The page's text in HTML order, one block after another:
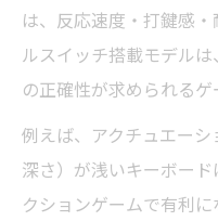
ゲーミングパ
プ活用法
ゲーミングパ
考える
コスパで選ぶゲー
最新事情
は、反応速度・打鍵感
ルスイッチ搭載モデル
の正確性が求められるゲ
例えば、アクチュエー
深さ）が浅いキーボード
クションゲームで有利